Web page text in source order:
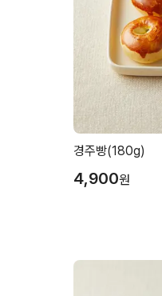
경주빵(180g)
4,900원